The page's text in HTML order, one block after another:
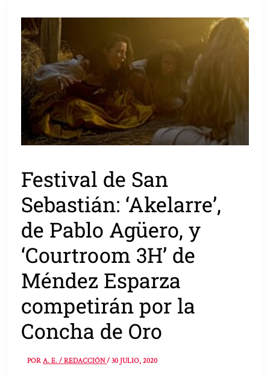
Festival de San
Sebastián: ‘Akelarre’,
de Pablo Agüero, y
‘Courtroom 3H’ de
Méndez Esparza
competirán por la
Concha de Oro
PORA. E. / REDACCIÓN/30 JULIO, 2020